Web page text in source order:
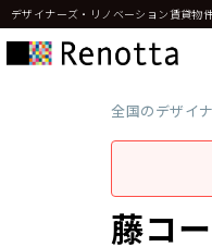
デザイナーズ・リノベーション賃貸物
全国のデザイ
藤コ